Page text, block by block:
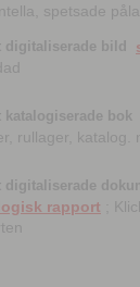
spetsade
digitaliserade bild
katalogiserade bok
rullager, katalog.
digitaliserade
rapport ;